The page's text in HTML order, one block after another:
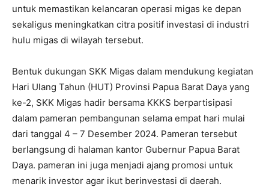
untuk memastikan kelancaran operasi migas ke depan
sekaligus meningkatkan citra positif investasi di industri
hulu migas di wilayah tersebut.
Bentuk dukungan SKK Migas dalam mendukung kegiatan
Hari Ulang Tahun (HUT) Provinsi Papua Barat Daya yang
ke-2, SKK Migas hadir bersama KKKS berpartisipasi
dalam pameran pembangunan selama empat hari mulai
dari tanggal 4 – 7 Desember 2024. Pameran tersebut
berlangsung di halaman kantor Gubernur Papua Barat
Daya. pameran ini juga menjadi ajang promosi untuk
menarik investor agar ikut berinvestasi di daerah.